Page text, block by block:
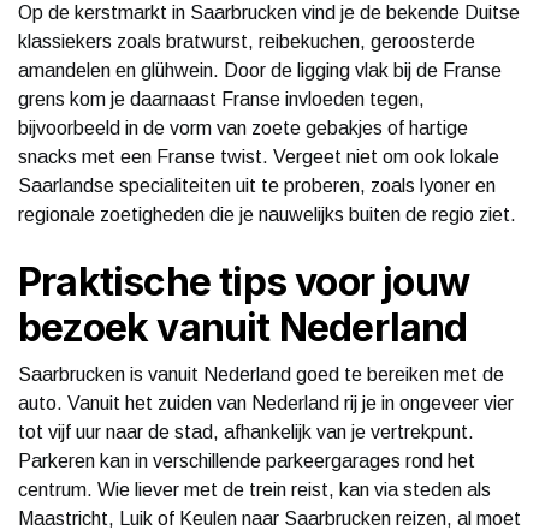
Op de kerstmarkt in Saarbrucken vind je de bekende Duitse
klassiekers zoals bratwurst, reibekuchen, geroosterde
amandelen en glühwein. Door de ligging vlak bij de Franse
grens kom je daarnaast Franse invloeden tegen,
bijvoorbeeld in de vorm van zoete gebakjes of hartige
snacks met een Franse twist. Vergeet niet om ook lokale
Saarlandse specialiteiten uit te proberen, zoals lyoner en
regionale zoetigheden die je nauwelijks buiten de regio ziet.
Praktische tips voor jouw
bezoek vanuit Nederland
Saarbrucken is vanuit Nederland goed te bereiken met de
auto. Vanuit het zuiden van Nederland rij je in ongeveer vier
tot vijf uur naar de stad, afhankelijk van je vertrekpunt.
Parkeren kan in verschillende parkeergarages rond het
centrum. Wie liever met de trein reist, kan via steden als
Maastricht, Luik of Keulen naar Saarbrucken reizen, al moet